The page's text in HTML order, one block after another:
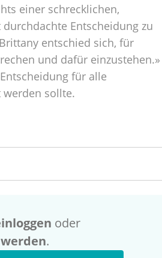
einer schrecklichen,
Entscheidung zu
entschied sich, für
und dafür einzustehen.»
für alle
werden sollte.
oder
.